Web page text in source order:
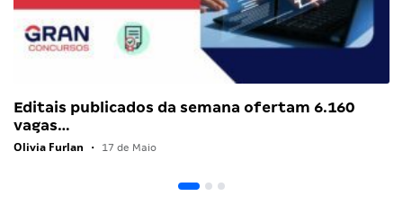
Editais publicados da semana ofertam 6.160
vagas…
Olivia Furlan • 17 de Maio